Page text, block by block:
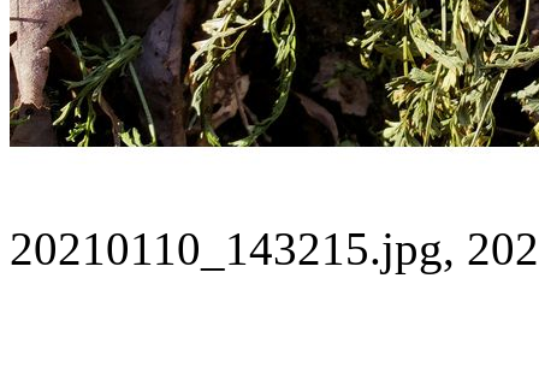
20210110_143215.jpg,